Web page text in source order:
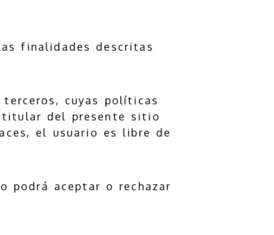
finalidades descritas
cuyas políticas
titular del presente sitio
el usuario es libre de
podrá aceptar o rechazar